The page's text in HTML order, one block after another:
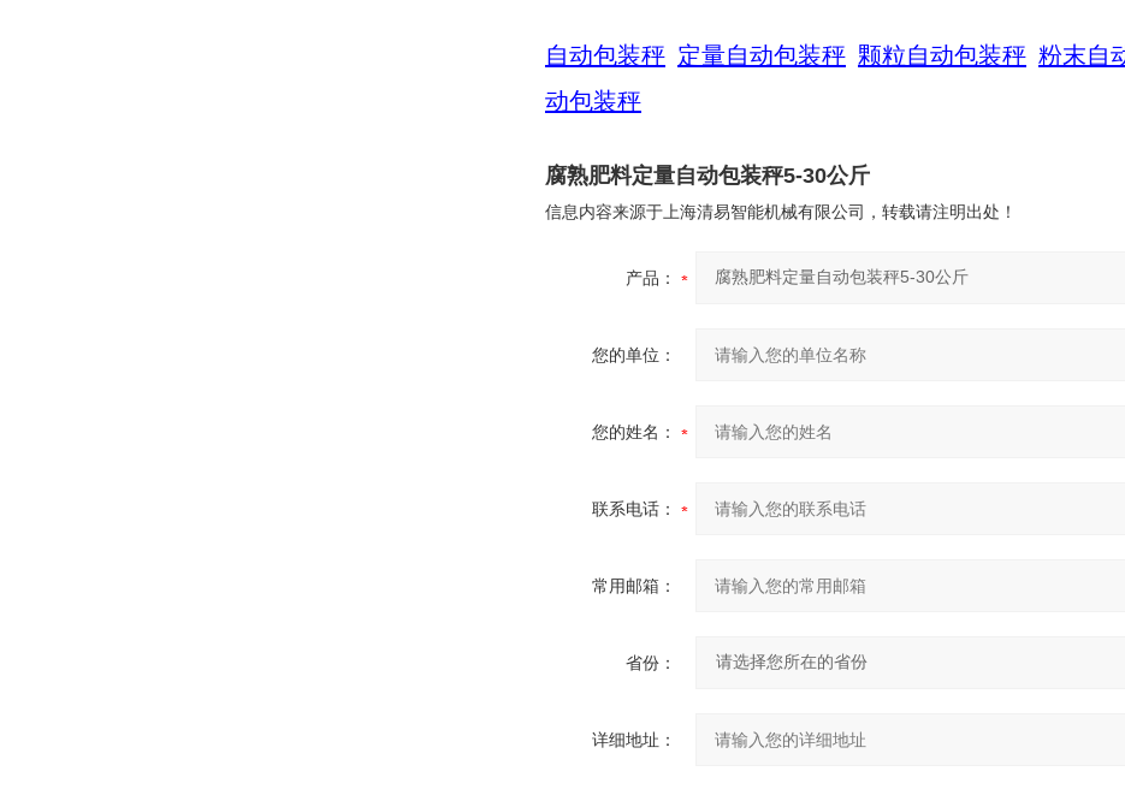
自动包装秤 定量自动包装秤 颗粒自动包装秤 粉末自
动包装秤
腐熟肥料定量自动包装秤5-30公斤
信息内容来源于上海清易智能机械有限公司，转载请注明出处！
产品：
您的单位：
您的姓名：
联系电话：
常用邮箱：
省份：
详细地址：